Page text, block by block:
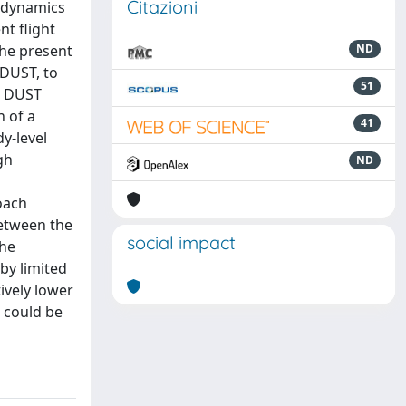
flight
present
to
of a
level
the
limited
lower
be
Citazioni
ND
51
41
ND
social impact